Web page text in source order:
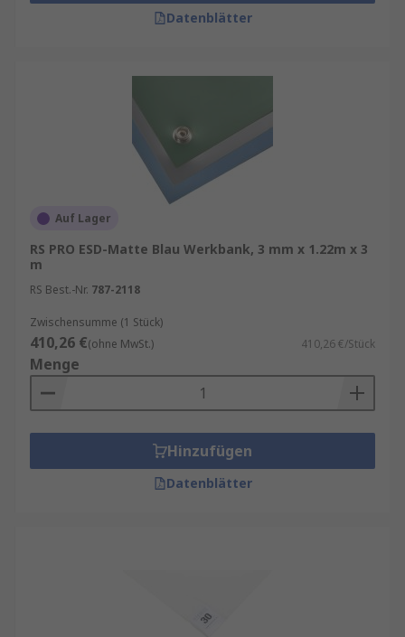
Datenblätter
Auf Lager
RS PRO ESD-Matte Blau Werkbank, 3 mm x 1.22m x 3
m
RS Best.-Nr. 787-2118
Zwischensumme (1 Stück)
410,26 €(ohne MwSt.) 410,26 €/Stück
Menge
Hinzufügen
Datenblätter